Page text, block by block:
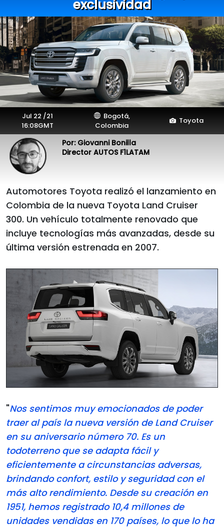
exclusividad
Jul 22 /21
16:08GMT
Bogotá,
Colombia
Toyota
Por: Giovanni Bonilla
Director AUTOS F1LATAM
Automotores Toyota realizó el lanzamiento en
Colombia de la nueva Toyota Land Cruiser
300. Un vehículo totalmente renovado que
incluye tecnologías más avanzadas, desde su
última versión estrenada en 2007.
"Nos sentimos muy emocionados de poder
traer al país la nueva versión de Land Cruiser
en su aniversario número 70. Es un
todoterreno que se adapta fácil y
eficientemente a circunstancias adversas,
brindando confort, estilo y seguridad con el
más alto rendimiento. Desde su creación en
1951, hemos registrado 10,4 millones de
unidades vendidas en 170 países, lo que lo ha